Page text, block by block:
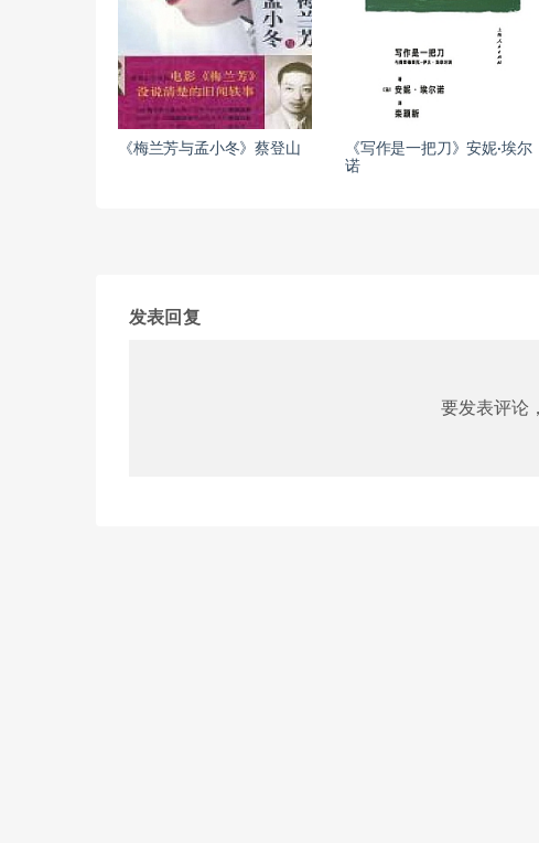
《梅兰芳与孟小冬》蔡登山
《写作是一把刀》安妮·埃尔
诺
发表回复
要发表评论